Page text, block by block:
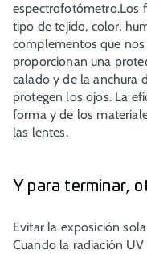
espectrofotómetro.Los
tipo de tejido, color,
complementos que
proporcionan una
calado y de la anchura
protegen los ojos. La
forma y de los
las lentes.
Y para terminar,
Evitar la exposición
Cuando la radiación